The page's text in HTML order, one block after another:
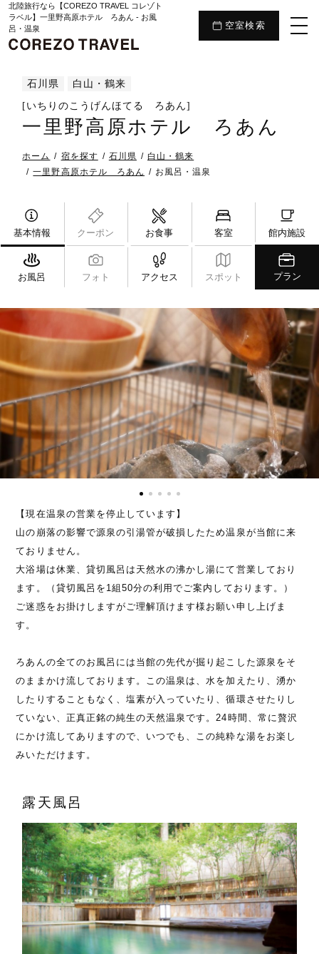
北陸旅行なら【COREZO TRAVEL コレゾト
ラベル】一里野高原ホテル ろあん - お風
呂・温泉
空室検索
石川県 白山・鶴来
[いちりのこうげんほてる ろあん]
一里野高原ホテル ろあん
ホーム 宿を探す 石川県
白山・鶴来
一里野高原ホテル ろあん
お風呂・温泉
基本情報 クーポン お食事 客室 館内施設
お風呂 フォト アクセス スポット プラン
【現在温泉の営業を停止しています】
山の崩落の影響で源泉の引湯管が破損したため温泉が当館に来
ておりません。
大浴場は休業、貸切風呂は天然水の沸かし湯にて営業しており
ます。（貸切風呂を1組50分の利用でご案内しております。）
ご迷惑をお掛けしますがご理解頂けます様お願い申し上げま
す。
ろあんの全てのお風呂には当館の先代が掘り起こした源泉をそ
のままかけ流しております。この温泉は、水を加えたり、湧か
したりすることもなく、塩素が入っていたり、循環させたりし
ていない、正真正銘の純生の天然温泉です。24時間、常に贅沢
にかけ流してありますので、いつでも、この純粋な湯をお楽し
みいただけます。
露天風呂